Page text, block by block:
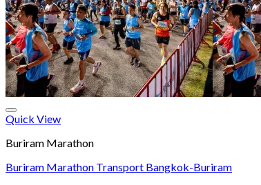
Quick View
Buriram Marathon
Buriram Marathon Transport Bangkok-Buriram